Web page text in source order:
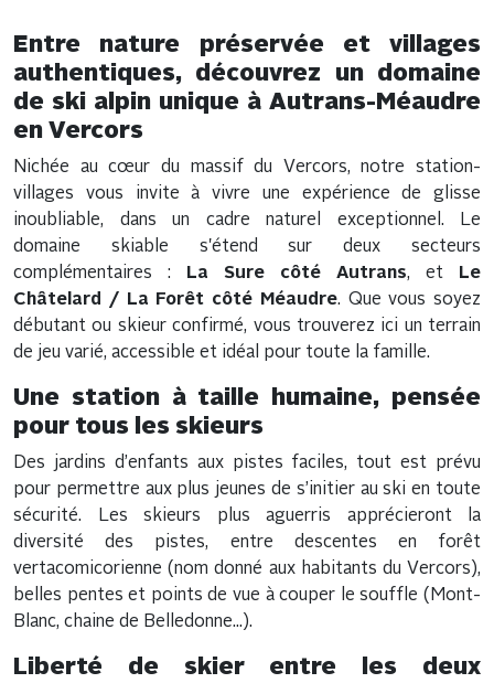
Entre nature préservée et villages
authentiques, découvrez un domaine
de ski alpin unique à Autrans-Méaudre
en Vercors
Nichée au cœur du massif du Vercors, notre station-
villages vous invite à vivre une expérience de glisse
inoubliable, dans un cadre naturel exceptionnel. Le
domaine skiable s'étend sur deux secteurs
complémentaires :
La Sure côté Autrans, et
Le
Châtelard / La Forêt côté Méaudre. Que vous soyez
débutant ou skieur confirmé, vous trouverez ici un terrain
de jeu varié, accessible et idéal pour toute la famille.
Une station à taille humaine, pensée
pour tous les skieurs
Des jardins d’enfants aux pistes faciles, tout est prévu
pour permettre aux plus jeunes de s’initier au ski en toute
sécurité. Les skieurs plus aguerris apprécieront la
diversité des pistes, entre descentes en forêt
vertacomicorienne (nom donné aux habitants du Vercors),
belles pentes et points de vue à couper le souffle (Mont-
Blanc, chaine de Belledonne...).
Liberté de skier entre les deux